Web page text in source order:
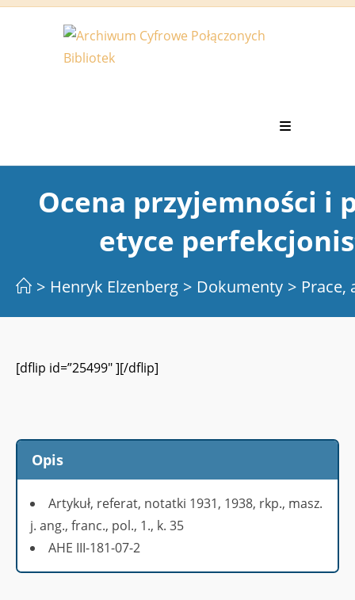
Koniec
Ocena przyjemności i
etyce
> Henryk Elzenberg > Dokumenty > Prace,
[dflip id=”25499″ ][/dflip]
Opis
Artykuł, referat, notatki 1931, 1938, rkp., masz.
j. ang., franc., pol., 1., k. 35
AHE III-181-07-2